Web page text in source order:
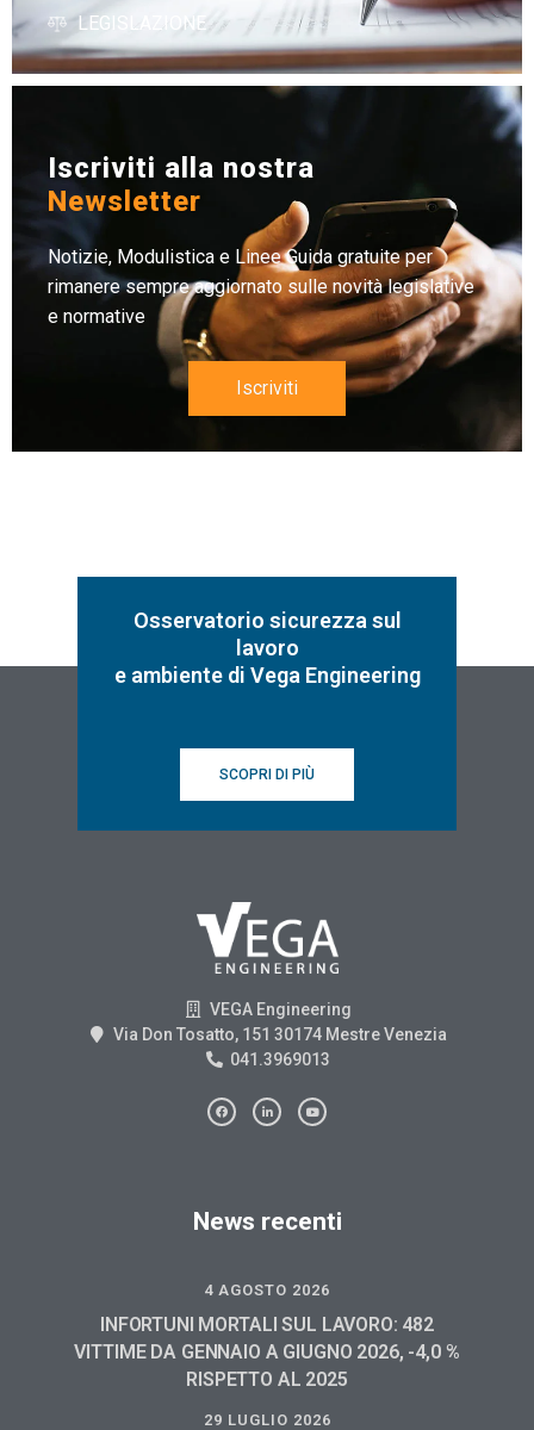
LEGISLAZIONE
Iscriviti alla nostra
Newsletter
Notizie, Modulistica e Linee Guida gratuite per
rimanere sempre aggiornato sulle novità legislative
e normative
Iscriviti
Osservatorio sicurezza sul
lavoro
e ambiente di Vega Engineering
SCOPRI DI PIÙ
VEGA Engineering
Via Don Tosatto, 151 30174 Mestre Venezia
041.3969013
News recenti
4 AGOSTO 2026
INFORTUNI MORTALI SUL LAVORO: 482
VITTIME DA GENNAIO A GIUGNO 2026, -4,0 %
RISPETTO AL 2025
29 LUGLIO 2026